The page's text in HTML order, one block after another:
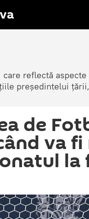
reflectă
președintelui
de
va
la